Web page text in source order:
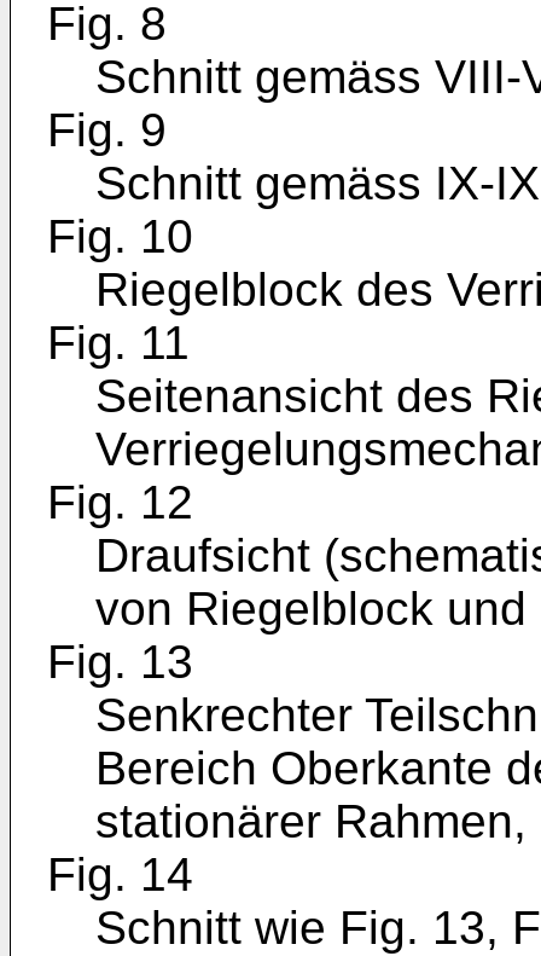
Fig. 8
Schnitt gemäss VIII-
Fig. 9
Schnitt gemäss IX-
Fig. 10
Riegelblock des
Fig. 11
Seitenansicht des
Fig. 12
Draufsicht
von Riegelblock
Fig. 13
Senkrechter
Bereich Oberkante
stationärer
Fig. 14
Schnitt wie Fig. 13,